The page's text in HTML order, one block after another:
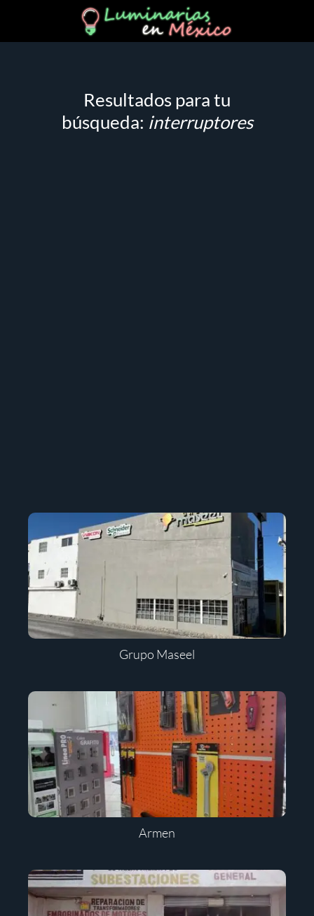
Resultados para tu
búsqueda: interruptores
Grupo Maseel
Armen